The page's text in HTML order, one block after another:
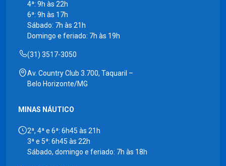
4ª: 9h às 22h
6ª: 9h às 17h
Sábado: 7h às 21h
Domingo e feriado: 7h às 19h
(31) 3517-3050
Av. Country Club 3.700, Taquaril –
Belo Horizonte/MG
MINAS NÁUTICO
2ª, 4ª e 6ª: 6h45 às 21h
3ª e 5ª: 6h45 às 22h
Sábado, domingo e feriado: 7h às 18h